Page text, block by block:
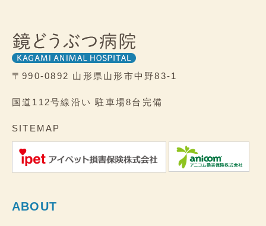
〒990-0892 山形県山形市中野83-1
国道112号線沿い 駐車場8台完備
SITEMAP
ABOUT